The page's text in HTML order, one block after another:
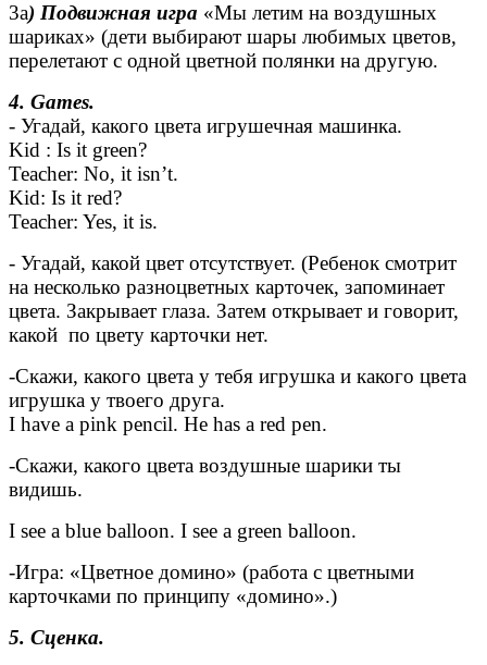
3а) Подвижная игра «Мы летим на воздушных
шариках» (дети выбирают шары любимых цветов,
перелетают с одной цветной полянки на другую.
4. Games.
- Угадай, какого цвета игрушечная машинка.
Kid : Is it green?
Teacher: No, it isn’t.
Kid: Is it red?
Teacher: Yes, it is.
- Угадай, какой цвет отсутствует. (Ребенок смотрит
на несколько разноцветных карточек, запоминает
цвета. Закрывает глаза. Затем открывает и говорит,
какой по цвету карточки нет.
-Скажи, какого цвета у тебя игрушка и какого цвета
игрушка у твоего друга.
I have a pink pencil. He has a red pen.
-Скажи, какого цвета воздушные шарики ты
видишь.
I see a blue balloon. I see a green balloon.
-Игра: «Цветное домино» (работа с цветными
карточками по принципу «домино».)
5. Сценка.